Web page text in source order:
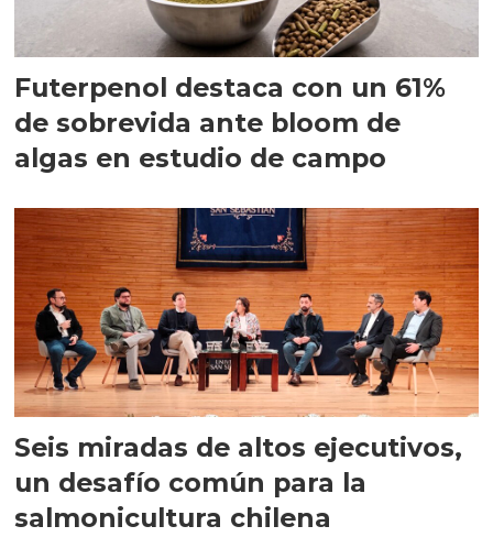
Futerpenol destaca con un 61%
de sobrevida ante bloom de
algas en estudio de campo
Seis miradas de altos ejecutivos,
un desafío común para la
salmonicultura chilena